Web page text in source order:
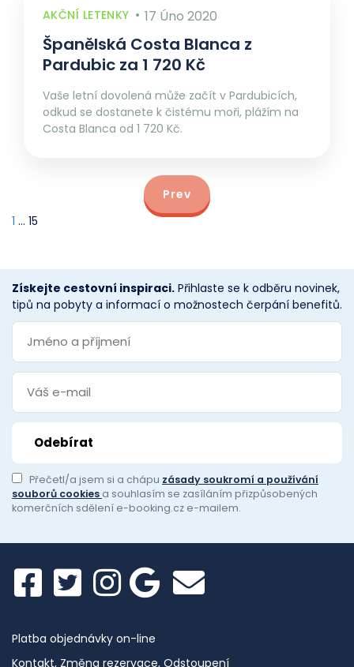
AKČNÍ LETENKY 17 Úno 2020
Španělská Costa Blanca z
Pardubic za 1 720 Kč
Vaše letní dovolená může začít v Pardubicích,
odkud se dostanete k čistému moři, plážím na
Costa Blanca od 1 720 Kč.
Prev
1 … 15
Získejte cestovní inspiraci. Přihlaste se k odběru novinek,
tipů na pobyty a informací o možnostech čerpání benefitů.
Přečetl/a jsem si a chápu zásady soukromí a používání
souborů cookies a souhlasím se zasíláním přizpůsobených
komerčních sdělení e-booking.cz e-mailem.
Platba objednávky on-line
Kontakt, Změna rezervace, Odstoupení